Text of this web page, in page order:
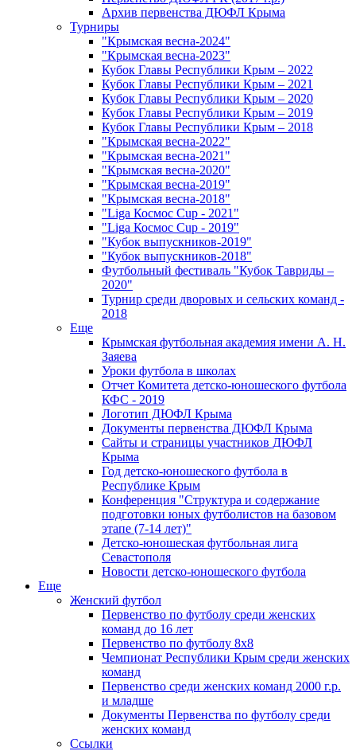
Архив первенства ДЮФЛ Крыма
Турниры
"Крымская весна-2024"
"Крымская весна-2023"
Кубок Главы Республики Крым – 2022
Кубок Главы Республики Крым – 2021
Кубок Главы Республики Крым – 2020
Кубок Главы Республики Крым – 2019
Кубок Главы Республики Крым – 2018
"Крымская весна-2022"
"Крымская весна-2021"
"Крымская весна-2020"
"Крымская весна-2019"
"Крымская весна-2018"
"Liga Космос Cup - 2021"
"Liga Космос Cup - 2019"
"Кубок выпускников-2019"
"Кубок выпускников-2018"
Футбольный фестиваль "Кубок Тавриды –
2020"
Турнир среди дворовых и сельских команд -
2018
Еще
Крымская футбольная академия имени А. Н.
Заяева
Уроки футбола в школах
Отчет Комитета детско-юношеского футбола
КФС - 2019
Логотип ДЮФЛ Крыма
Документы первенства ДЮФЛ Крыма
Сайты и страницы участников ДЮФЛ
Крыма
Год детско-юношеского футбола в
Республике Крым
Конференция "Структура и содержание
подготовки юных футболистов на базовом
этапе (7-14 лет)"
Детско-юношеская футбольная лига
Севастополя
Новости детско-юношеского футбола
Еще
Женский футбол
Первенство по футболу среди женских
команд до 16 лет
Первенство по футболу 8х8
Чемпионат Республики Крым среди женских
команд
Первенство среди женских команд 2000 г.р.
и младше
Документы Первенства по футболу среди
женских команд
Ссылки